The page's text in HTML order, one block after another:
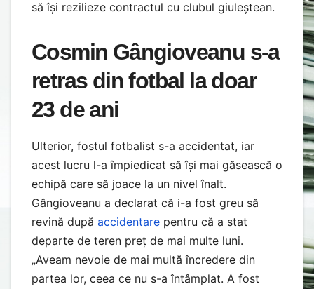
să își rezilieze contractul cu clubul giuleștean.
Cosmin Gângioveanu s-a
retras din fotbal la doar
23 de ani
Ulterior, fostul fotbalist s-a accidentat, iar
acest lucru l-a împiedicat să își mai găsească o
echipă care să joace la un nivel înalt.
Gângioveanu a declarat că i-a fost greu să
revină după accidentare pentru că a stat
departe de teren preț de mai multe luni.
„Aveam nevoie de mai multă încredere din
partea lor, ceea ce nu s-a întâmplat. A fost